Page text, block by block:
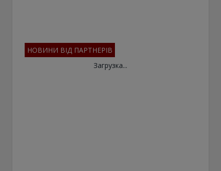
НОВИНИ ВІД ПАРТНЕРІВ
Загрузка...